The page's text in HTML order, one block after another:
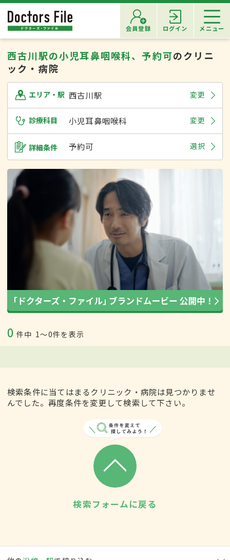
会員登録 ログイン メニュー
西古川駅の小児耳鼻咽喉科、予約可のクリニ
ック・病院
エリア・駅 西古川駅 変更
診療科目 小児耳鼻咽喉科 変更
詳細条件 予約可 選択
0 件中 1〜0件を表示
検索条件に当てはまるクリニック・病院は見つかりませ
んでした。再度条件を変更して検索して下さい。
検索フォームに戻る